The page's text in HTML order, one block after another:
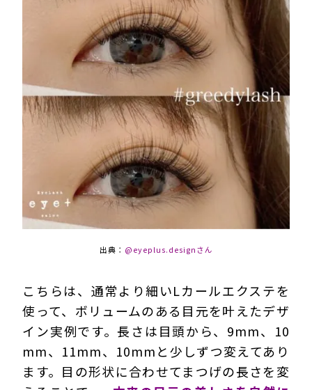
出典： @eyeplus.designさん
こちらは、通常より細いLカールエクステを
使って、ボリュームのある目元を叶えたデザ
イン実例です。長さは目頭から、9mm、10
mm、11mm、10mmと少しずつ変えてあり
ます。目の形状に合わせてまつげの長さを変